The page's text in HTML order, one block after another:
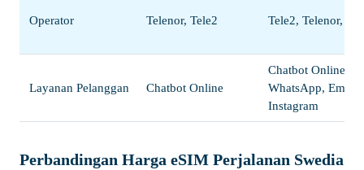
Operator Telenor, Tele2 Tele2, Telenor,
Layanan Pelanggan Chatbot Online
Chatbot Online,
WhatsApp, Email,
Instagram
Perbandingan Harga eSIM Perjalanan Swedia